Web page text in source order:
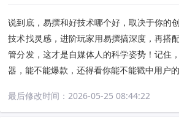
说到底，易撰和好技术哪个好，取决于你的
技术找灵感，进阶玩家用易撰搞深度，再搭
管分发，这才是自媒体人的科学姿势！记住
器，能不能爆款，还得看你能不能戳中用户的
最后修改时间：2026-05-25 08:44:22